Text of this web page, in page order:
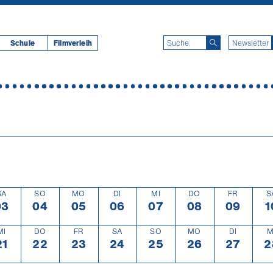
Schule Filmverleih
Samstag
3.8.
SO
Sonntag
4.8.
04
MO
Montag
5.8.
05
DI
Dienstag
6.8.
06
MI
Mittwoch
7.8.
07
DO
Donnerstag
8.8.
08
FR
Freitag
9.8.
09
Mittwoch
21.8.
DO
Donnerstag
22.8.
22
FR
Freitag
23.8.
23
SA
Samstag
24.8.
24
SO
Sonntag
25.8.
25
MO
Montag
26.8.
26
DI
Dienstag
27.8.
27